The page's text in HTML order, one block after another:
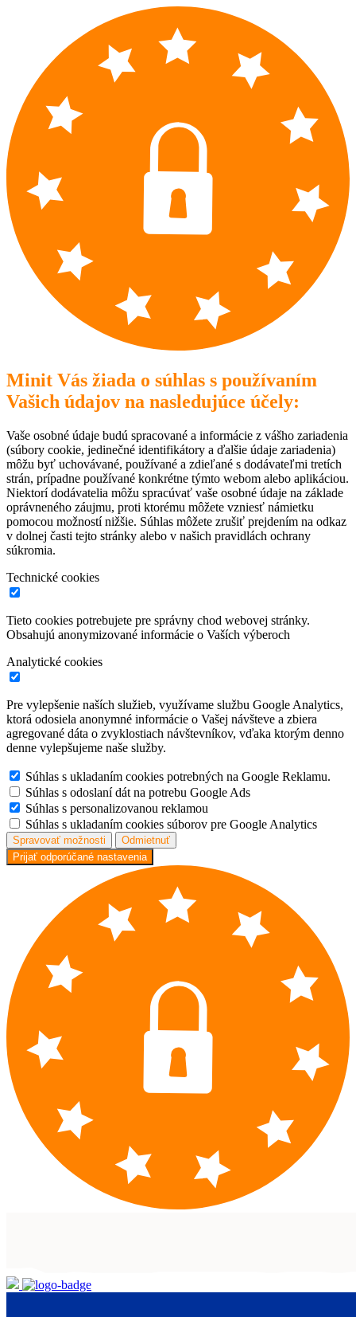
Minit Vás žiada o súhlas s používaním
Vašich údajov na nasledujúce účely:
Vaše osobné údaje budú spracované a informácie z vášho zariadenia
(súbory cookie, jedinečné identifikátory a ďalšie údaje zariadenia)
môžu byť uchovávané, používané a zdieľané s dodávateľmi tretích
strán, prípadne používané konkrétne týmto webom alebo aplikáciou.
Niektorí dodávatelia môžu spracúvať vaše osobné údaje na základe
oprávneného záujmu, proti ktorému môžete vzniesť námietku
pomocou možností nižšie. Súhlas môžete zrušiť prejdením na odkaz
v dolnej časti tejto stránky alebo v našich pravidlách ochrany
súkromia.
Technické cookies
Tieto cookies potrebujete pre správny chod webovej stránky.
Obsahujú anonymizované informácie o Vaších výberoch
Analytické cookies
Pre vylepšenie naších služieb, využívame službu Google Analytics,
ktorá odosiela anonymné informácie o Vašej návšteve a zbiera
agregované dáta o zvyklostiach návštevníkov, vďaka ktorým denno
denne vylepšujeme naše služby.
Súhlas s ukladaním cookies potrebných na Google Reklamu.
Súhlas s odoslaní dát na potrebu Google Ads
Súhlas s personalizovanou reklamou
Súhlas s ukladaním cookies súborov pre Google Analytics
Spravovať možnosti
Odmietnuť
Prijať odporúčané nastavenia